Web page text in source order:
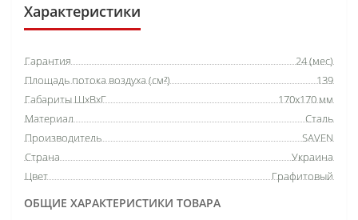
Характеристики
ОБЩИЕ ХАРАКТЕРИСТИКИ ТОВАРА
Гарантия
24 (мес)
Площадь потока воздуха (см²)
139
Габариты ШхВхГ
170х170 мм
Материал
Сталь
Производитель
SAVEN
Страна
Украина
Цвет
Графитовый